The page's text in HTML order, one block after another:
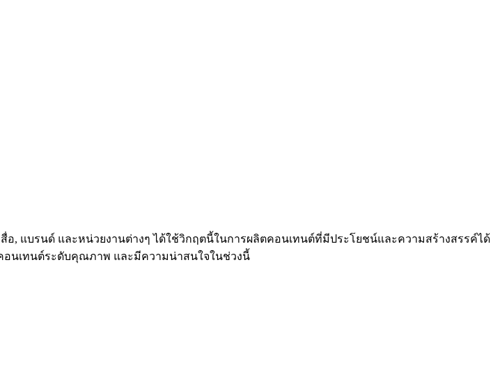
อ, แบรนด์ และหน่วยงานต่างๆ ได้ใช้วิกฤตนี้ในการผลิตคอนเทนต์ที่มีประโยชน์และความสร้างสรรค์ได้
คอนเทนต์ระดับคุณภาพ และมีความน่าสนใจในช่วงนี้